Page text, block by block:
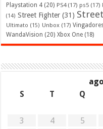
Playstation 4 (20) PS4(17) ps5 (17)
(14) Street Fighter (31)
Ultimato (15) Unbox (17)
WandaVision (20) Xbox One (18)
S
T Q
3
4 5